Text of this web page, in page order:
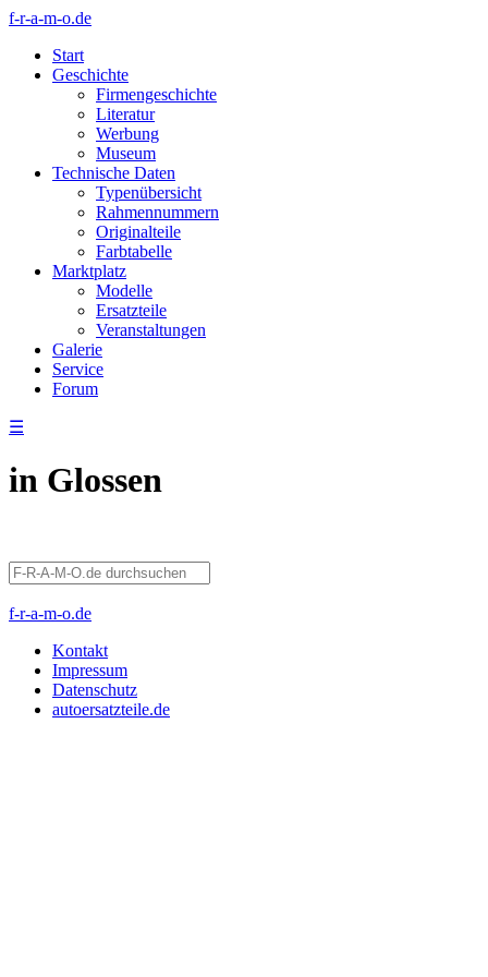
f-r-a-m-o.de
Start
Geschichte
Firmengeschichte
Literatur
Werbung
Museum
Technische Daten
Typenübersicht
Rahmennummern
Originalteile
Farbtabelle
Marktplatz
Modelle
Ersatzteile
Veranstaltungen
Galerie
Service
Forum
☰
in Glossen
f-r-a-m-o.de
Kontakt
Impressum
Datenschutz
autoersatzteile.de